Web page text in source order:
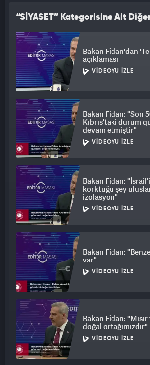
“SİYASET” Kategorisine Ait
Bakan Fidan'dan
açıklaması
VIDEOYU İZLE
Bakan Fidan: "Son
Kıbrıs'taki durum
devam etmiştir"
VIDEOYU İZLE
Bakan Fidan:
korktuğu şey
izolasyon"
VIDEOYU İZLE
Bakan Fidan:
var"
VIDEOYU İZLE
Bakan Fidan:
doğal ortağımızdır"
VIDEOYU İZLE